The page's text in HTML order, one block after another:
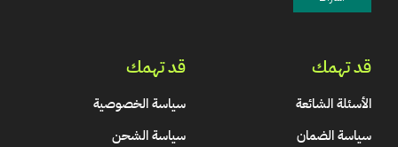
قد تهمك
الأسئلة الشائعة
سياسة الضمان
قد تهمك
سياسة الخصوصية
سياسة الشحن